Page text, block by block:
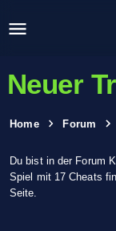
Neuer
Home Forum
Du bist in der Forum
Spiel mit 17 Cheats
Seite.